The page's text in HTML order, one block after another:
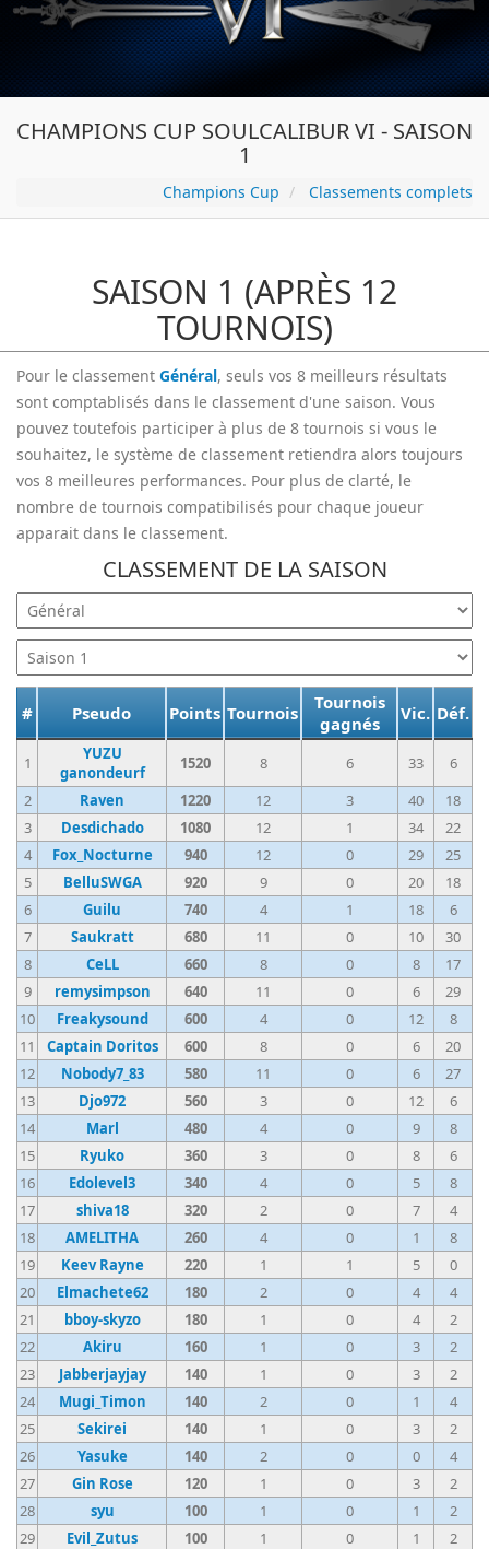
CHAMPIONS CUP SOULCALIBUR VI - SAISON
1
Champions Cup Classements complets
SAISON 1 (APRÈS 12
TOURNOIS)
Pour le classement Général, seuls vos 8 meilleurs résultats
sont comptablisés dans le classement d'une saison. Vous
pouvez toutefois participer à plus de 8 tournois si vous le
souhaitez, le système de classement retiendra alors toujours
vos 8 meilleures performances. Pour plus de clarté, le
nombre de tournois compatibilisés pour chaque joueur
apparait dans le classement.
CLASSEMENT DE LA SAISON
# Pseudo Points Tournois
Tournois
gagnés
Vic. Déf.
1
YUZU
ganondeurf
1520 8 6 33
6
2
Raven 1220 12 3 40
18
3
Desdichado 1080 12 1 34
22
4
Fox_Nocturne 940 12 0 29
25
5
BelluSWGA 920 9 0 20
18
6
Guilu 740 4 1 18
6
7
Saukratt 680 11 0 10
30
8
CeLL 660 8 0 8
17
9
remysimpson 640 11 0 6
29
10
Freakysound 600 4 0 12
8
11
Captain Doritos 600 8 0 6
20
12
Nobody7_83 580 11 0 6
27
13
Djo972 560 3 0 12
6
14
Marl 480 4 0 9
8
15
Ryuko 360 3 0 8
6
16
Edolevel3 340 4 0 5
8
17
shiva18 320 2 0 7
4
18
AMELITHA 260 4 0 1
8
19
Keev Rayne 220 1 1 5
0
20
Elmachete62 180 2 0 4
4
21
bboy-skyzo 180 1 0 4
2
22
Akiru 160 1 0 3
2
23
Jabberjayjay 140 1 0 3
2
24
Mugi_Timon 140 2 0 1
4
25
Sekirei 140 1 0 3
2
26
Yasuke 140 2 0 0
4
27
Gin Rose 120 1 0 3
2
28
syu 100 1 0 1
2
29
Evil_Zutus 100 1 0 1
2